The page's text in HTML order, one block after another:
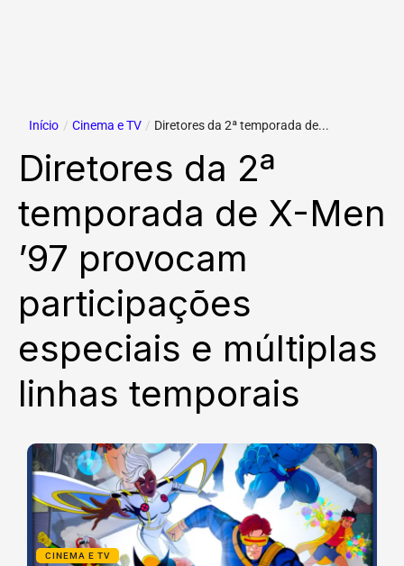
Início / Cinema e TV / Diretores da 2ª temporada de...
Diretores da 2ª
temporada de X-Men
’97 provocam
participações
especiais e múltiplas
linhas temporais
CINEMA E TV